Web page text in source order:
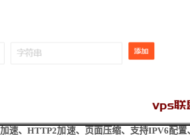
速、HTTP2加速、页面压缩、支持IPV6配